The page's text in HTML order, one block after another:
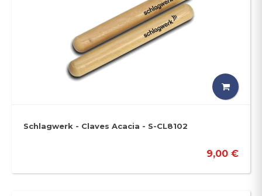
Schlagwerk - Claves Acacia - S-CL8102
9,00 €